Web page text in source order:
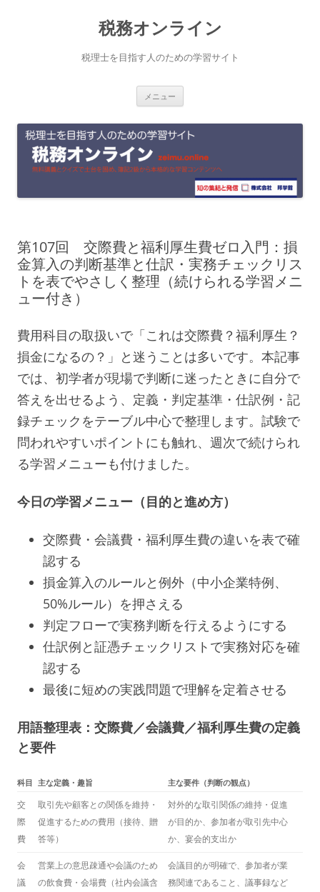
へ
ッ
税務オンライン
税理士を目指す人のための学習サイト
メニュー
第107回 交際費と福利厚生費ゼロ入門：損
金算入の判断基準と仕訳・実務チェックリス
トを表でやさしく整理（続けられる学習メニ
ュー付き）
費用科目の取扱いで「これは交際費？福利厚生？
損金になるの？」と迷うことは多いです。本記事
では、初学者が現場で判断に迷ったときに自分で
答えを出せるよう、定義・判定基準・仕訳例・記
録チェックをテーブル中心で整理します。試験で
問われやすいポイントにも触れ、週次で続けられ
る学習メニューも付けました。
今日の学習メニュー（目的と進め方）
交際費・会議費・福利厚生費の違いを表で確
認する
損金算入のルールと例外（中小企業特例、
50%ルール）を押さえる
判定フローで実務判断を行えるようにする
仕訳例と証憑チェックリストで実務対応を確
認する
最後に短めの実践問題で理解を定着させる
用語整理表：交際費／会議費／福利厚生費の定義
と要件
科目 主な定義・趣旨 主な要件（判断の観点）
交
際
費
取引先や顧客との関係を維持・
促進するための費用（接待、贈
答等）
対外的な取引関係の維持・促進
が目的か、参加者が取引先中心
か、宴会的支出か
会
議
営業上の意思疎通や会議のため
の飲食費・会場費（社内会議含
会議目的が明確で、参加者が業
務関連であること、議事録など